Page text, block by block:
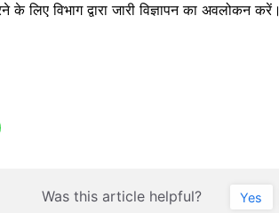
के लिए विभाग द्वारा जारी विज्ञापन का अवलोकन करें।
Was this article helpful? Yes